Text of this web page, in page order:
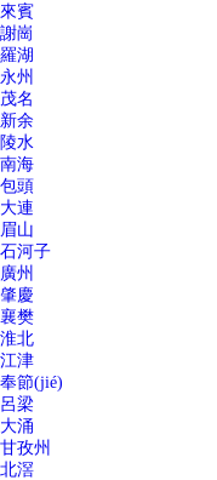
來賓
謝崗
羅湖
永州
茂名
新余
陵水
南海
包頭
大連
眉山
石河子
廣州
肇慶
襄樊
淮北
江津
奉節(jié)
呂梁
大涌
甘孜州
北滘